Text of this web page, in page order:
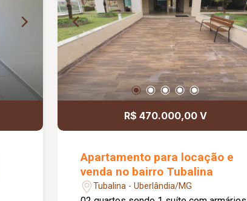
aproximada: 69 m². Condomínio
aproximado: R$ 481,65 (podendo haver
alteração de valores).
R$ 470.000,00 V
Apartamento para locação e
venda no bairro Tubalina
Tubalina - Uberlândia/MG